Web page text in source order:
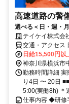
高速道路の警
選べる＜日・週・
テイケイ株式
交通・アクセス
日給15,500円以
神奈川県横浜市
勤務時間詳細
り4日 〜 20日
5:00(実働8h) ＊
仕事内容 ◆研修